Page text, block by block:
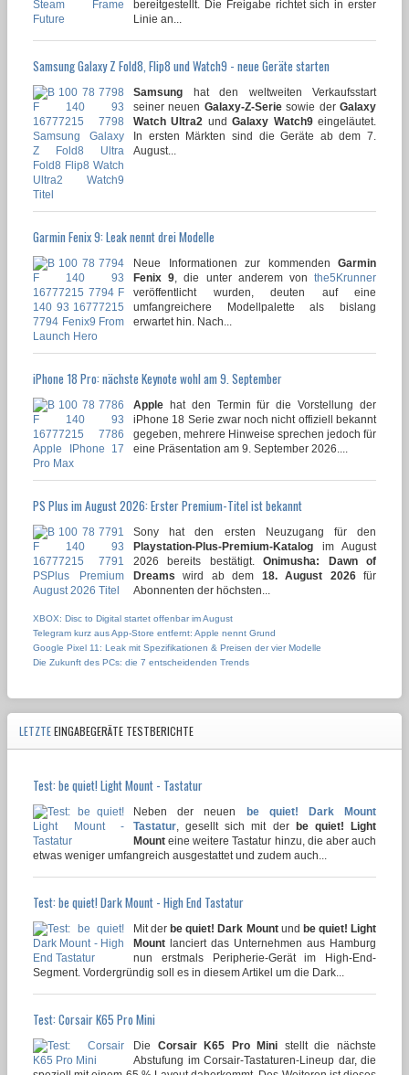
bereitgestellt. Die Freigabe richtet sich in erster
Linie an...
Samsung Galaxy Z Fold8, Flip8 und Watch9 - neue Geräte starten
Samsung hat den weltweiten Verkaufsstart
seiner neuen Galaxy-Z-Seriesowie derGalaxy
Watch Ultra2 undGalaxy Watch9eingeläutet.
In ersten Märkten sind die Geräte ab dem 7.
August...
Garmin Fenix 9: Leak nennt drei Modelle
Neue Informationen zur kommenden Garmin
Fenix 9 , die unter anderem vonthe5Krunner
veröffentlicht wurden, deuten auf eine
umfangreichere Modellpalette als bislang
erwartet hin. Nach...
iPhone 18 Pro: nächste Keynote wohl am 9. September
Apple hat den Termin für die Vorstellung der
iPhone 18 Serie zwar noch nicht offiziell bekannt
gegeben, mehrere Hinweise sprechen jedoch für
eine Präsentation am 9. September 2026....
PS Plus im August 2026: Erster Premium-Titel ist bekannt
Sony hat den ersten Neuzugang für den
Playstation-Plus-Premium-Katalog im August
2026 bereits bestätigt.Onimusha: Dawn of
Dreams wird ab dem 18. August 2026für
Abonnenten der höchsten...
XBOX: Disc to Digital startet offenbar im August
Telegram kurz aus App-Store entfernt: Apple nennt Grund
Google Pixel 11: Leak mit Spezifikationen & Preisen der vier Modelle
Die Zukunft des PCs: die 7 entscheidenden Trends
LETZTEEINGABEGERÄTE TESTBERICHTE
Test: be quiet! Light Mount - Tastatur
Neben der neuen be quiet! Dark Mount
Tastatur , gesellt sich mit der be quiet! Light
Mount eine weitere Tastatur hinzu, die aber auch
etwas weniger umfangreich ausgestattet und zudem auch...
Test: be quiet! Dark Mount - High End Tastatur
Mit derbe quiet! Dark Mountund be quiet! Light
Mount lanciert das Unternehmen aus Hamburg
nun erstmals Peripherie-Gerät im High-End-
Segment. Vordergründig soll es in diesem Artikel um die Dark...
Test: Corsair K65 Pro Mini
Die Corsair K65 Pro Mini stellt die nächste
Abstufung im Corsair-Tastaturen-Lineup dar, die